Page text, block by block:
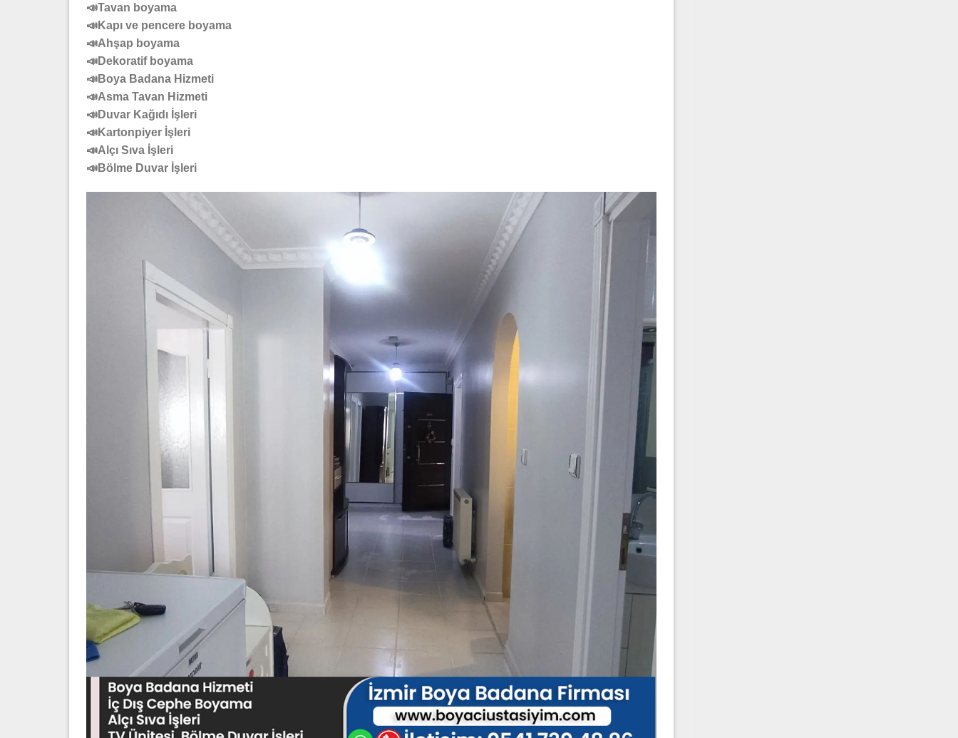
📣Tavan boyama
📣Kapı ve pencere boyama
📣Ahşap boyama
📣Dekoratif boyama
📣Boya Badana Hizmeti
📣Asma Tavan Hizmeti
📣Duvar Kağıdı İşleri
📣Kartonpiyer İşleri
📣Alçı Sıva İşleri
📣Bölme Duvar İşleri